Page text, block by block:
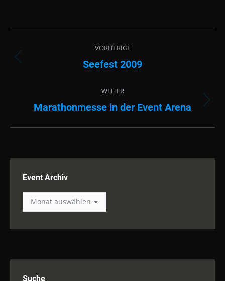
VORHERIGE
Vorheriges
Seefest 2009
WEITER
Nächstes
Marathonmesse in der Event Arena
Event Archiv
Event
Archiv
Suche